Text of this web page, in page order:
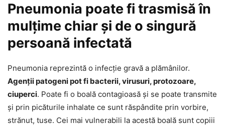
Pneumonia poate fi trasmisă în
mulțime chiar și de o singură
persoană infectată
Pneumonia reprezintă o infecție gravă a plămânilor.
Agenții patogeni pot fi bacterii, virusuri, protozoare,
ciuperci. Poate fi o boală contagioasă și se poate transmite
și prin picăturile inhalate ce sunt răspândite prin vorbire,
strănut, tuse. Cei mai vulnerabili la acestă boală sunt copiii